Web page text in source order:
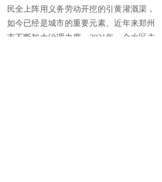
民全上阵用义务劳动开挖的引黄灌溉渠，
如今已经是城市的重要元素。近年来郑州
市不断加大治理力度。2021年，金水区主